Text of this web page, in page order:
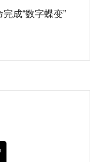
成“数字蝶变”